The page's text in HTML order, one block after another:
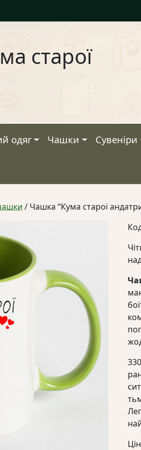
старої
одяг Чашки Сувеніри
/ Чашка “Кума старої